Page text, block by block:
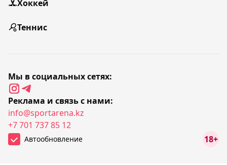
Хоккей
Теннис
Мы в социальных сетях:
Реклама и связь с нами:
info@sportarena.kz
+7 701 737 85 12
Автообновление 18+